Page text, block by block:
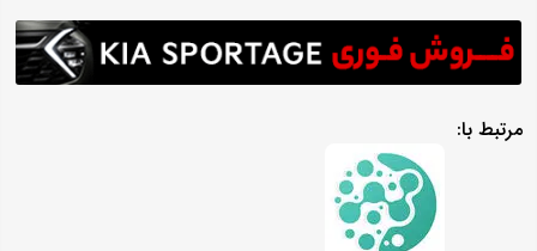
مرتبط با: